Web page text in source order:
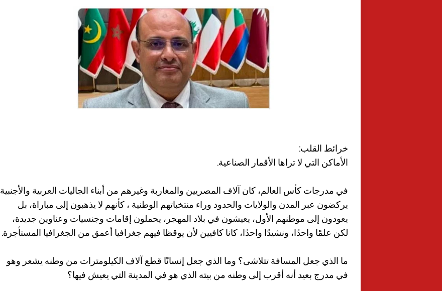
خرائط القلب:
الأماكن التي لا تراها الأقمار الصناعية.
في مدرجات كأس العالم، كان آلاف المصريين والمغاربة وغيرهم من أبناء الجاليات العربية والأجنبية
يركضون عبر المدن والولايات والحدود وراء منتخباتهم الوطنية ، كأنهم لا يذهبون إلى مباراة، بل
يعودون إلى موطنهم الأول، يعيشون في بلاد المهجر، يحملون إقامات وجنسيات وعناوين جديدة،
لكن علمًا واحدًا، ونشيدًا واحدًا، كانا كافيين لأن يوقظا فيهم جغرافيا أعمق من الجغرافيا المستأجرة.
ما الذي جعل المسافة تتلاشى؟ وما الذي جعل إنسانًا قطع آلاف الكيلومترات من وطنه يشعر وهو
في مدرج بعيد أنه أقرب إلى وطنه من بيته الذي هو في المدينة التي يعيش فيها؟